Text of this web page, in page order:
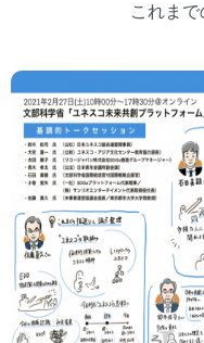
これま